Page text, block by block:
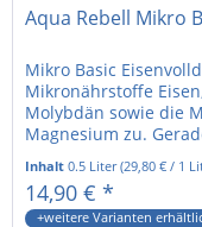
Aqua Rebell Mikro
Mikro Basic
Mikronährstoffe
Molybdän sowie die
Magnesium zu.
Inhalt0.5 Liter(29,80 € / 1
14,90 € *
+weitere Varianten